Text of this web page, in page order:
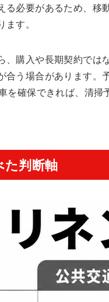
る必要があるため、移
す。
、購入や長期契約では
合う場合があります。
を確保できれば、清掃
た判断軸